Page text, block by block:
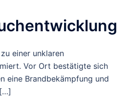
einer unklaren
Vor Ort bestätigte sich
eine Brandbekämpfung und